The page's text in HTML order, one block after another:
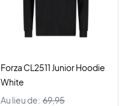
Forza CL2511 Junior Hoodie
White
Au lieu de: 69,95